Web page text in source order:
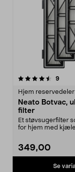
9
Hjem reservedeler
Neato Botvac,
filter
Et støvsugerfilter
for hjem med
349,00
Se
4.5av 5